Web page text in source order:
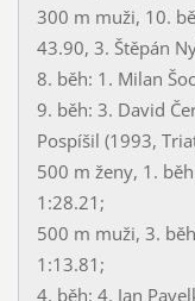
300 m muži, 10.
43.90, 3. Štěpán
8. běh: 1. Milan
9. běh: 3. David
Pospíšil (1993,
500 m ženy, 1.
1:28.21;
500 m muži, 3.
1:13.81;
4. běh: 4. Jan